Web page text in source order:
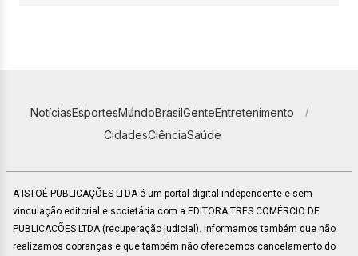
NotíciasEsportesMundoBrasilGenteEntretenimento
CidadesCiênciaSaúde
A ISTOÉ PUBLICAÇÕES LTDA é um portal digital independente e sem
vinculação editorial e societária com a EDITORA TRES COMÉRCIO DE
PUBLICACÕES LTDA (recuperação judicial). Informamos também que não
realizamos cobranças e que também não oferecemos cancelamento do